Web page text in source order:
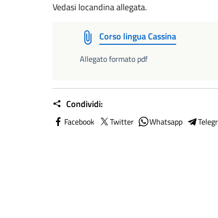
Vedasi locandina allegata.
Corso lingua Cassina
Allegato formato pdf
Condividi:
Facebook Twitter Whatsapp